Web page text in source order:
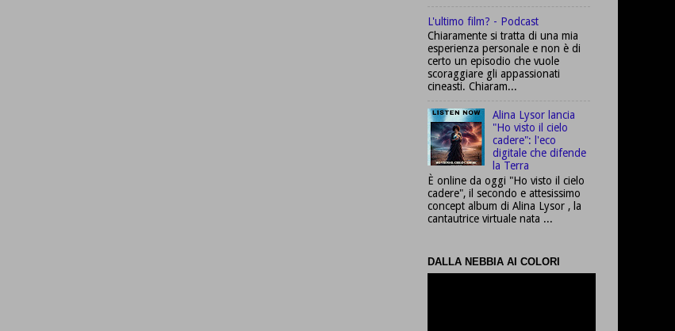
L'ultimo film? - Podcast
Chiaramente si tratta di una mia
esperienza personale e non è di
certo un episodio che vuole
scoraggiare gli appassionati
cineasti. Chiaram...
Alina Lysor lancia
"Ho visto il cielo
cadere": l'eco
digitale che difende
la Terra
È online da oggi "Ho visto il cielo
cadere", il secondo e attesissimo
concept album di Alina Lysor , la
cantautrice virtuale nata ...
DALLA NEBBIA AI COLORI